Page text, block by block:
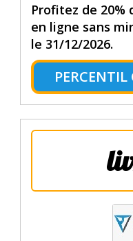
Profitez de 20%
en ligne sans
le 31/12/2026.